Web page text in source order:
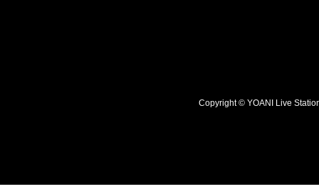
Copyright © YOANI Live